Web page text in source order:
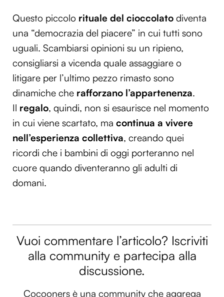
Questo piccolo rituale del cioccolato diventa
una “democrazia del piacere” in cui tutti sono
uguali. Scambiarsi opinioni su un ripieno,
consigliarsi a vicenda quale assaggiare o
litigare per l’ultimo pezzo rimasto sono
dinamiche che rafforzano l’appartenenza.
Il regalo, quindi, non si esaurisce nel momento
in cui viene scartato, ma continua a vivere
nell’esperienza collettiva, creando quei
ricordi che i bambini di oggi porteranno nel
cuore quando diventeranno gli adulti di
domani.
Vuoi commentare l’articolo? Iscriviti
alla community e partecipa alla
discussione.
Cocooners è una community che aggrega